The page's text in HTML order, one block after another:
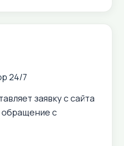
24/7
заявку с сайта
обращение с